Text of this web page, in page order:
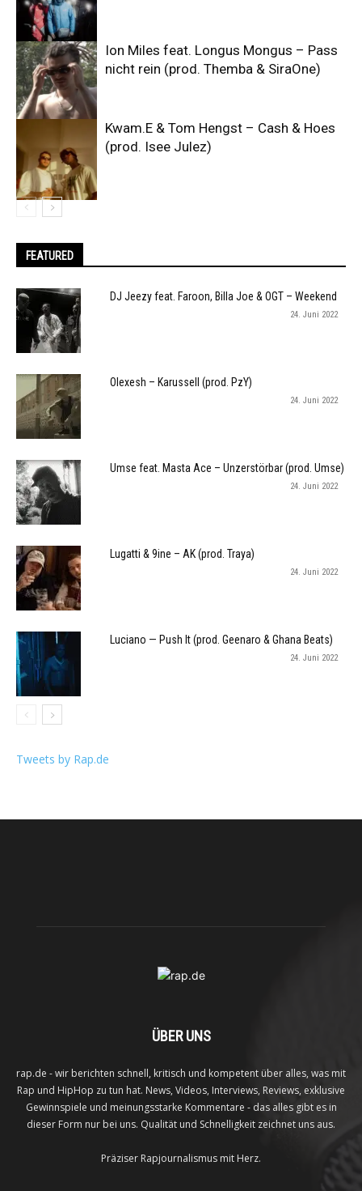
Ion Miles feat. Longus Mongus – Pass
nicht rein (prod. Themba & SiraOne)
Kwam.E & Tom Hengst – Cash & Hoes
(prod. Isee Julez)
FEATURED
DJ Jeezy feat. Faroon, Billa Joe & OGT – Weekend
24. Juni 2022
Olexesh – Karussell (prod. PzY)
24. Juni 2022
Umse feat. Masta Ace – Unzerstörbar (prod. Umse)
24. Juni 2022
Lugatti & 9ine – AK (prod. Traya)
24. Juni 2022
Luciano — Push It (prod. Geenaro & Ghana Beats)
24. Juni 2022
Tweets by Rap.de
ÜBER UNS
rap.de - wir berichten schnell, kritisch und kompetent über alles, was mit
Rap und HipHop zu tun hat. News, Videos, Interviews, Reviews, exklusive
Gewinnspiele und meinungsstarke Kommentare - das alles gibt es in
dieser Form nur bei uns. Qualität und Schnelligkeit zeichnet uns aus.
Präziser Rapjournalismus mit Herz.